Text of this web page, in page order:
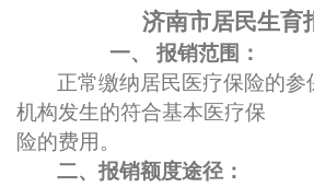
济南市居民生育
一、 报销范围：
正常缴纳居民医疗保险的参
机构发生的符合基本医疗保
险的费用。
二、报销额度途径：